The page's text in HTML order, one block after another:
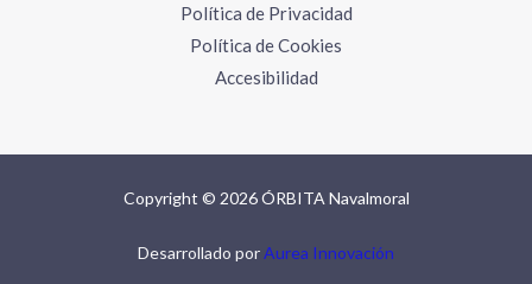
Política de Privacidad
Política de Cookies
Accesibilidad
Copyright © 2026 ÓRBITA Navalmoral
Desarrollado porAurea Innovación